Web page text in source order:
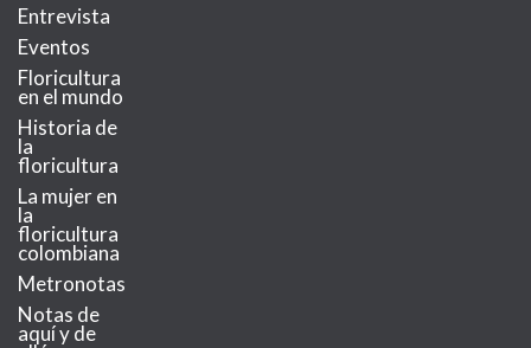
Entrevista
Eventos
Floricultura
en el mundo
Historia de
la
floricultura
La mujer en
la
floricultura
colombiana
Metronotas
Notas de
aquí y de